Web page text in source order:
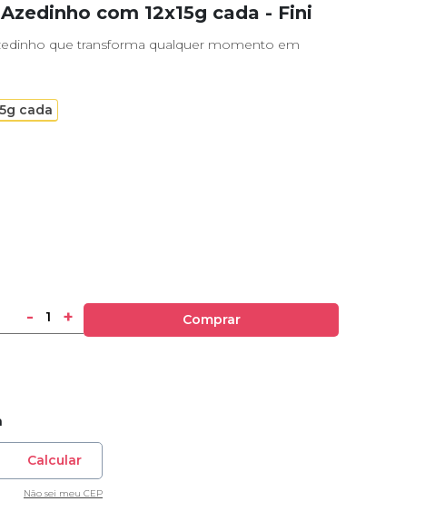
com 12x15g cada - Fini
que transforma qualquer momento em
cada
- + Comprar
Calcular
Não sei meu CEP